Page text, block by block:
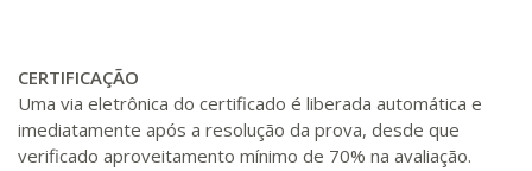
CERTIFICAÇÃO
Uma via eletrônica do certificado é liberada automática e
imediatamente após a resolução da prova, desde que
verificado aproveitamento mínimo de 70% na avaliação.